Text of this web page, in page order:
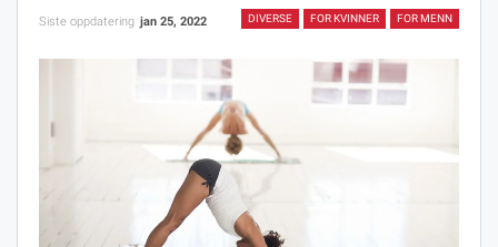
DIVERSE FOR KVINNER FOR MENN
Siste oppdatering jan 25, 2022